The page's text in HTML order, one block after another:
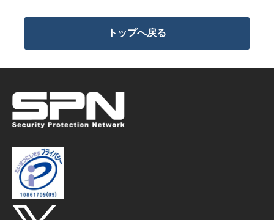
トップへ戻る